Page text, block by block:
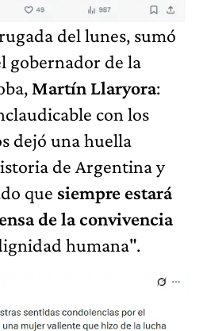
del lunes, sumó
gobernador de la
Martín Llaryora:
con los
dejó una huella
de Argentina y
que siempre estará
de la convivencia
humana".